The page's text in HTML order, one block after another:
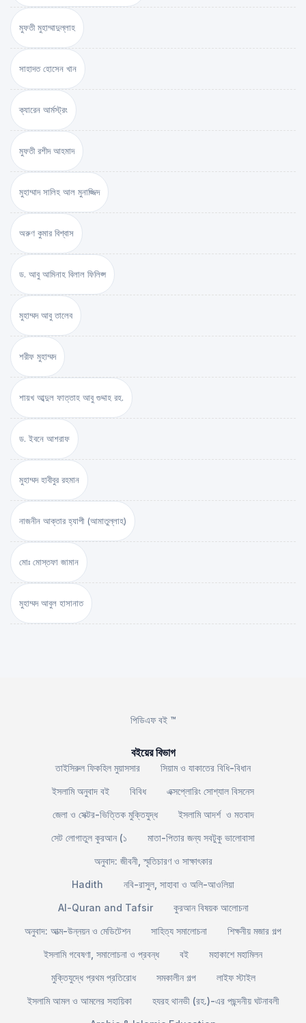
মুফতী মুহাম্মাদুল্লাহ
সাহাদত হোসেন খান
ক্যারেন আর্মস্ট্রং
মুফতী রশীদ আহমাদ
মুহাম্মাদ সালিহ আল মুনাজ্জিদ
অরুণ কুমার বিশ্বাস
ড. আবু আমিনাহ বিলাল ফিলিপ্স
মুহাম্মদ আবু তালেব
শরীফ মুহাম্মদ
শায়খ আব্দুল ফাত্তাহ আবু গুদ্দাহ রহ.
ড. ইবনে আশরাফ
মুহাম্মদ হাবীবুর রহমান
নাজনীন আক্তার হ্যাপী (আমাতুল্লাহ)
মোঃ মোস্তফা জামান
মুহাম্মদ আবুল হাসানাত
পিডিএফ বই ™
বইয়ের বিভাগ
তাইসিরুল ফিকহিল মুয়াসসার
সিয়াম ও যাকাতের বিধি-বিধান
ইসলামি অনুবাদ বই
বিবিধ
এক্সপ্লোরিং সোশ্যাল বিসনেস
জেলা ও সেক্টর-ভিত্তিক মুক্তিযুদ্ধ
ইসলামি আদর্শ ও মতবাদ
সেট লোগাতুল কুরআন (১
মাতা-পিতার জন্য সবটুকু ভালোবাসা
অনুবাদ: জীবনী, স্মৃতিচারণ ও সাক্ষাৎকার
Hadith
নবি-রাসুল, সাহাবা ও অলি-আওলিয়া
Al-Quran and Tafsir
কুরআন বিষয়ক আলোচনা
অনুবাদ: আত্ম-উন্নয়ন ও মেডিটেশন
সাহিত্য সমালোচনা
শিক্ষনীয় মজার গল্প
ইসলামি গবেষণা, সমালোচনা ও প্রবন্ধ
বই
মহাকাশে মহামিলন
মুক্তিযুদ্ধে প্রথম প্রতিরোধ
সমকালীন গল্প
লাইফ স্টাইল
ইসলামি আমল ও আমলের সহায়িকা
হযরহ থানভী (রহ.)-এর পছন্দনীয় ঘটনাবলী